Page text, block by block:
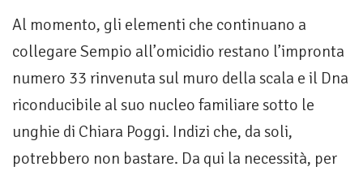
Al momento, gli elementi che continuano a
collegare Sempio all’omicidio restano l’impronta
numero 33 rinvenuta sul muro della scala e il Dna
riconducibile al suo nucleo familiare sotto le
unghie di Chiara Poggi. Indizi che, da soli,
potrebbero non bastare. Da qui la necessità, per